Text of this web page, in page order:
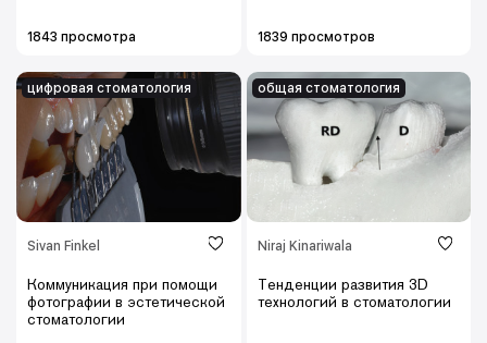
1843 просмотра 1839 просмотров
цифровая стоматология
Sivan Finkel
Коммуникация при помощи
фотографии в эстетической
стоматологии
общая стоматология
Niraj Kinariwala
Тенденции развития 3D
технологий в стоматологии